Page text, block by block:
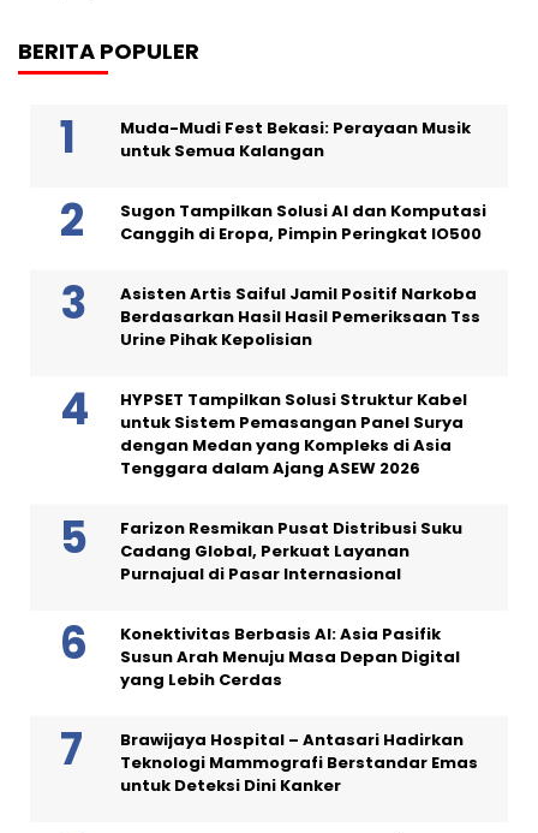
BERITA POPULER
Muda-Mudi Fest Bekasi: Perayaan Musik
untuk Semua Kalangan
Sugon Tampilkan Solusi AI dan Komputasi
Canggih di Eropa, Pimpin Peringkat IO500
Asisten Artis Saiful Jamil Positif Narkoba
Berdasarkan Hasil Hasil Pemeriksaan Tss
Urine Pihak Kepolisian
HYPSET Tampilkan Solusi Struktur Kabel
untuk Sistem Pemasangan Panel Surya
dengan Medan yang Kompleks di Asia
Tenggara dalam Ajang ASEW 2026
Farizon Resmikan Pusat Distribusi Suku
Cadang Global, Perkuat Layanan
Purnajual di Pasar Internasional
Konektivitas Berbasis AI: Asia Pasifik
Susun Arah Menuju Masa Depan Digital
yang Lebih Cerdas
Brawijaya Hospital – Antasari Hadirkan
Teknologi Mammografi Berstandar Emas
untuk Deteksi Dini Kanker